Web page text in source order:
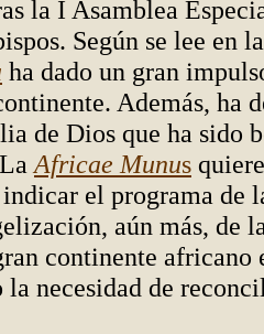
la I Asamblea
Según se lee en
ha dado un gran
Además, ha
de Dios que ha sido
Africae Munus
el programa de
aún más, de
continente africano
la necesidad de